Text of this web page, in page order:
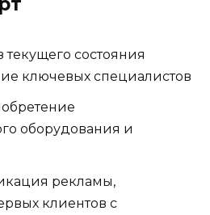
текущего состояния
ключевых специалистов
оборудования и
рекламы,
клиентов с